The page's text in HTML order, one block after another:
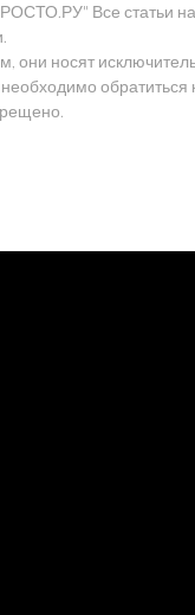
Все статьи
они носят
обратиться